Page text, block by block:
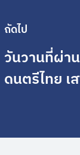
ถัดไป
วันวานที่ผ่า
ดนตรีไทย เ